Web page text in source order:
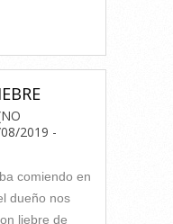
2019 -
comiendo en
dueño nos
liebre de